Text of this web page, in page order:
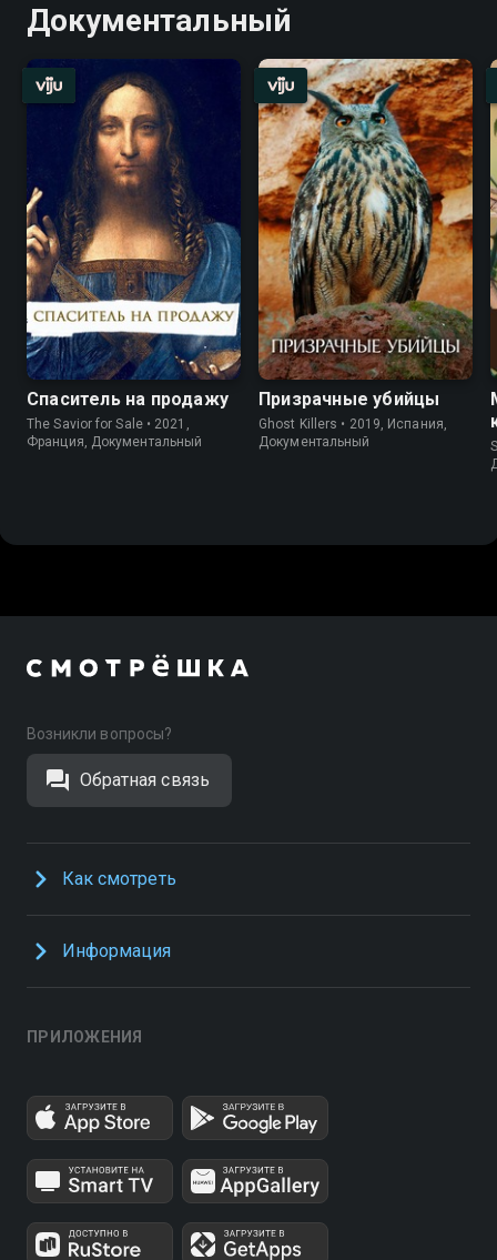
Документальный
Спаситель на продажу
The Savior for Sale • 2021,
Франция, Документальный
Призрачные убийцы
Ghost Killers • 2019, Испания,
Документальный
Возникли вопросы?
Обратная связь
Как смотреть
Информация
ПРИЛОЖЕНИЯ